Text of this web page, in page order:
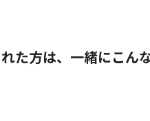
た方は、一緒にこん